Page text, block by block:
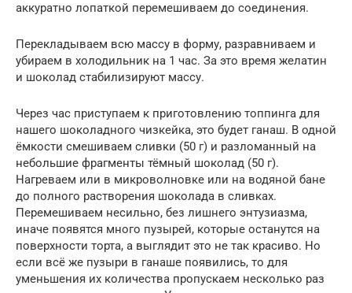
аккуратно лопаткой перемешиваем до соединения.
Перекладываем всю массу в форму, разравниваем и
убираем в холодильник на 1 час. За это время желатин
и шоколад стабилизируют массу.
Через час приступаем к приготовлению топпинга для
нашего шоколадного чизкейка, это будет ганаш. В одной
ёмкости смешиваем сливки (50 г) и разломанный на
небольшие фрагменты тёмный шоколад (50 г).
Нагреваем или в микроволновке или на водяной бане
до полного растворения шоколада в сливках.
Перемешиваем несильно, без лишнего энтузиазма,
иначе появятся много пузырей, которые останутся на
поверхности торта, а выглядит это не так красиво. Но
если всё же пузыри в ганаше появились, то для
уменьшения их количества пропускаем несколько раз